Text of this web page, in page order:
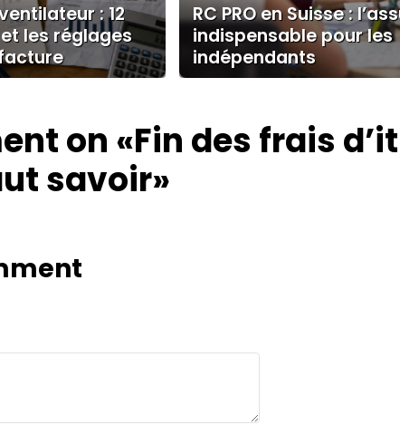
: 12
les réglages
RC PRO en Suisse :
indispensable pour les
indépendants
on «Fin des frais
savoir»